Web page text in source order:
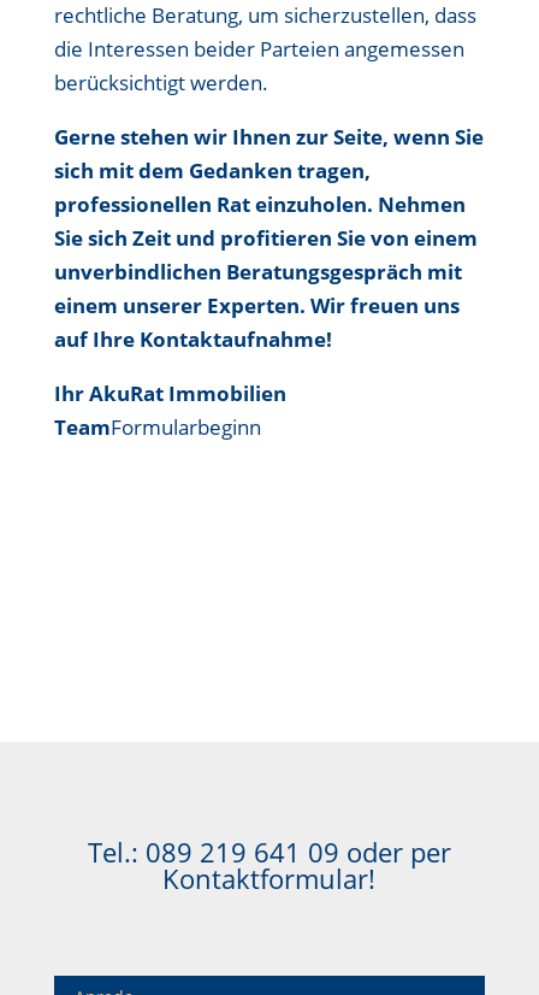
rechtliche Beratung, um sicherzustellen, dass
die Interessen beider Parteien angemessen
berücksichtigt werden.
Gerne stehen wir Ihnen zur Seite, wenn Sie
sich mit dem Gedanken tragen,
professionellen Rat einzuholen. Nehmen
Sie sich Zeit und profitieren Sie von einem
unverbindlichen Beratungsgespräch mit
einem unserer Experten. Wir freuen uns
auf Ihre Kontaktaufnahme!
Ihr AkuRat Immobilien
TeamFormularbeginn
Tel.: 089 219 641 09 oder per
Kontaktformular!